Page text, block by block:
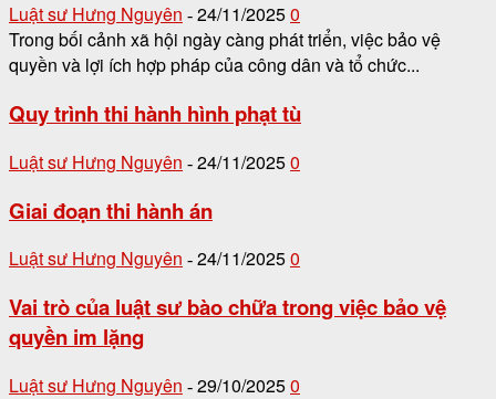
Luật sư Hưng Nguyên - 24/11/20250
Trong bối cảnh xã hội ngày càng phát triển, việc bảo vệ
quyền và lợi ích hợp pháp của công dân và tổ chức...
Quy trình thi hành hình phạt tù
Luật sư Hưng Nguyên - 24/11/20250
Giai đoạn thi hành án
Luật sư Hưng Nguyên - 24/11/20250
Vai trò của luật sư bào chữa trong việc bảo vệ
quyền im lặng
Luật sư Hưng Nguyên - 29/10/20250